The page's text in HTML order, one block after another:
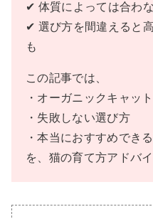
✔ 体質によっては合わ
✔ 選び方を間違えると
も
この記事では、
・オーガニックキャッ
・失敗しない選び方
・本当におすすめでき
を、猫の育て方アドバ